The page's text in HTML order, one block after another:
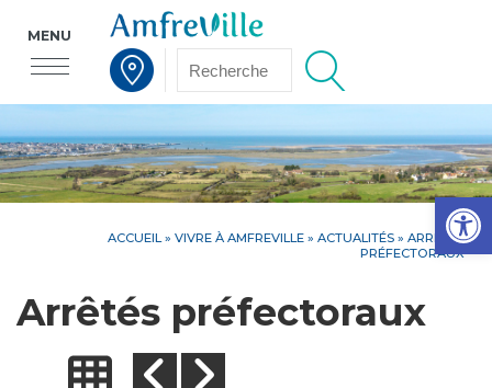
Voir la carte interactive
MENU
ACCUEIL » VIVRE À AMFREVILLE » ACTUALITÉS » ARRÊTÉS
PRÉFECTORAUX
Arrêtés préfectoraux